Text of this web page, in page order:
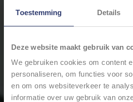
Toestemming Details
Deze website maakt gebruik van
We gebruiken cookies om content
personaliseren, om functies voor
en om ons websiteverkeer te
informatie over uw gebruik van
€9,98Incl. btw
* Stukprijs: €1,00 / Meter